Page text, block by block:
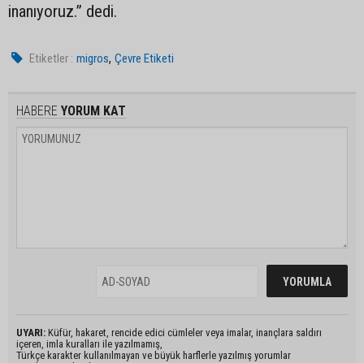
inanıyoruz.” dedi.
Etiketler : migros,Çevre Etiketi
HABERE YORUM KAT
UYARI: Küfür, hakaret, rencide edici cümleler veya imalar, inançlara saldırı
içeren, imla kuralları ile yazılmamış,
Türkçe karakter kullanılmayan ve büyük harflerle yazılmış yorumlar